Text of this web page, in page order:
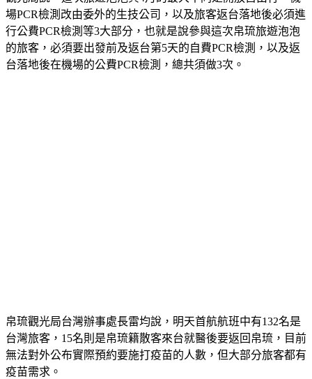
觀光局說，這次旅遊泡泡與4月的最大不同是開放自由行、機
場PCR檢測改由委外的生技公司，以及旅客返台落地後必須進
行公費PCR檢測等3大部分，也就是說參與這次帛琉旅遊泡泡
的旅客，必須要出發前及返台第5天的自費PCR檢測，以及返
帛琉觀光局台灣辦事處長雷均說，明天首航航班中有132名是
台灣旅客，15名則是帛琉籍散客來台就醫後要返回帛琉，目前
無法對外公布實際預約要施打疫苗的人數，但大部分旅客都有